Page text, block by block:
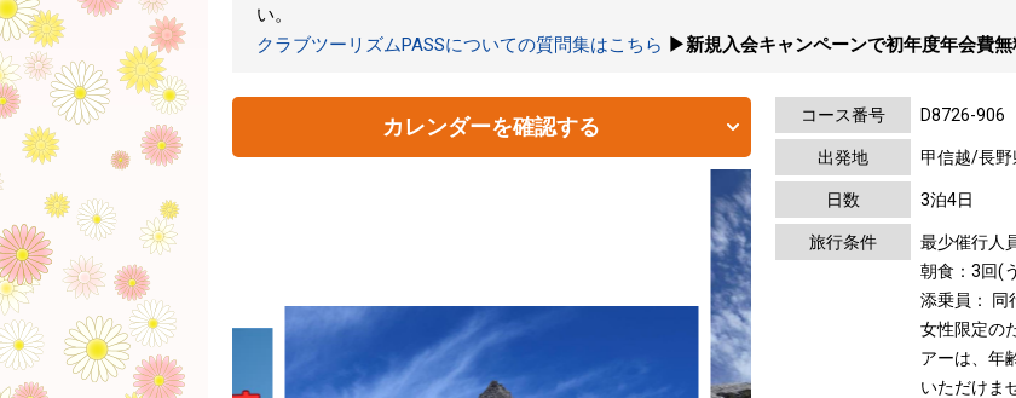
い。
クラブツーリズムPASSについての質問集はこちら ▶新規入会キャンペーンで初年度年会費無
カレンダーを確認する コース番号 D8726-906
出発地 甲信越/長野
日数 3泊4日
旅行条件
最少催行人
朝食：3回(
添乗員： 同
女性限定の
アーは、年
いただけま